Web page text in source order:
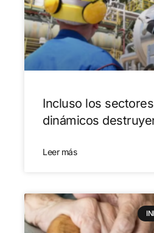
Incluso los
dinámicos
Leer más